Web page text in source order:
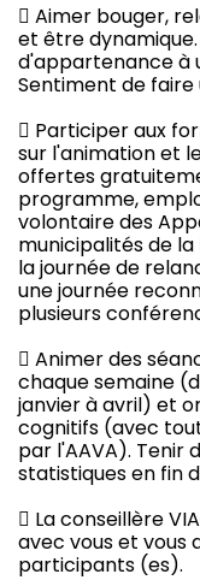
 Aimer bouger,
et être
d'appartenance à
Sentiment de
 Participer aux
sur l'animation et
offertes
programme,
volontaire des
municipalités de
la journée de
une journée
plusieurs
 Animer des
chaque semaine
janvier à avril) et
cognitifs (avec
par l'AAVA). Tenir
statistiques en fin
 La conseillère
avec vous et vous
participants (es).